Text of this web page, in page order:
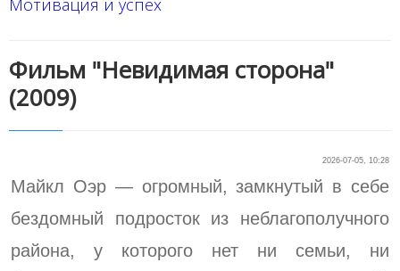
Мотивация и успех
Фильм "Невидимая сторона"
(2009)
2026-07-05, 10:28
Майкл Оэр — огромный, замкнутый в себе
бездомный подросток из неблагополучного
района, у которого нет ни семьи, ни